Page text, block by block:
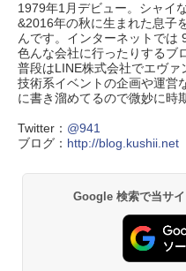
1979年1月デビュー。シャイ
&2016年の秋に生まれた息子
んです。インターネットでは
色んな会社に行ったりするブ
普段はLINE株式会社でエヴ
技術系イベントの企画や運営
に書き溜めてるので微妙に時
Twitter： @941
ブログ： http://blog.kushii.net
Google 検索で当サ